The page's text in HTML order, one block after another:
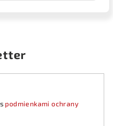
podmienkami ochrany